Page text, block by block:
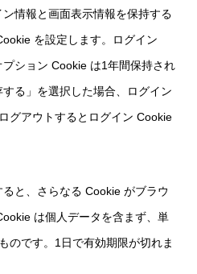
情報と画面表示情報を保持する
を設定します。ログイン
ション Cookie は1年間保持され
る」を選択した場合、ログイン
グアウトするとログイン Cookie
と、さらなる Cookie がブラウ
は個人データを含まず、単
のです。1日で有効期限が切れま